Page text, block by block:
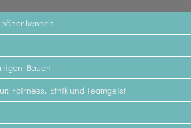
kennen
Bauen
Fairness, Ethik und Teamgeist